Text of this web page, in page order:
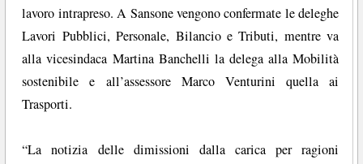
lavoro intrapreso. A Sansone vengono confermate le deleghe
Lavori Pubblici, Personale, Bilancio e Tributi, mentre va
alla vicesindaca Martina Banchelli la delega alla Mobilità
sostenibile e all’assessore Marco Venturini quella ai
Trasporti.
“La notizia delle dimissioni dalla carica per ragioni